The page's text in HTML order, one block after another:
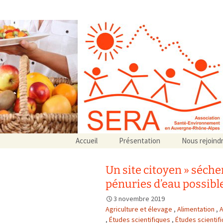
Aller
au
Accueil Présentation
Associations partenaires
Associations adhérentes
Nous
Un site citoyen »
pénuries d’eau
3 novembre 2019
Agriculture et élevage , Alimentation ,
, Études scientifiques , Études